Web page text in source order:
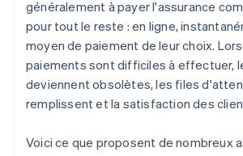
généralement à payer l'assurance
pour tout le reste : en ligne,
moyen de paiement de leur choix.
paiements sont difficiles à effectuer,
deviennent obsolètes, les files
remplissent et la satisfaction des
Voici ce que proposent de nombreux